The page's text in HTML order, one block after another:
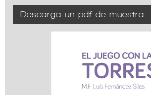
Descarga un pdf de muestra